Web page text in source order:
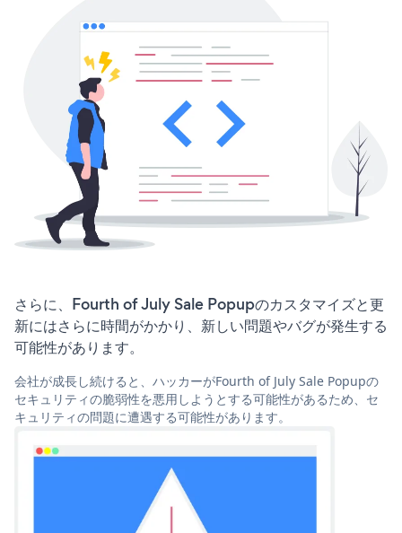
さらに、Fourth of July Sale Popupのカスタマイズと更
新にはさらに時間がかかり、新しい問題やバグが発生する
可能性があります。
会社が成長し続けると、ハッカーがFourth of July Sale Popupの
セキュリティの脆弱性を悪用しようとする可能性があるため、セ
キュリティの問題に遭遇する可能性があります。